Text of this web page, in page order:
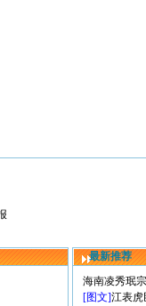
最新推荐
海南凌秀珉
[图文]江表虎